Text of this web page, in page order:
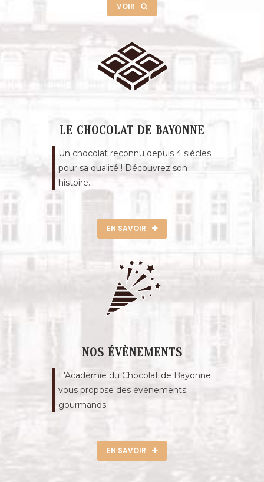
VOIR
LE CHOCOLAT DE BAYONNE
Un chocolat reconnu depuis 4 siècles
pour sa qualité ! Découvrez son
histoire...
EN SAVOIR
NOS ÉVÈNEMENTS
L'Académie du Chocolat de Bayonne
vous propose des événements
gourmands.
EN SAVOIR